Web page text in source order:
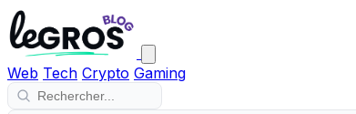
Web Tech Crypto Gaming